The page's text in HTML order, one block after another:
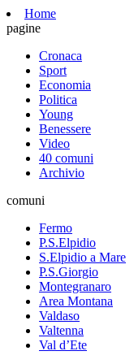
Home
pagine
Cronaca
Sport
Economia
Politica
Young
Benessere
Video
40 comuni
Archivio
comuni
Fermo
P.S.Elpidio
S.Elpidio a Mare
P.S.Giorgio
Montegranaro
Area Montana
Valdaso
Valtenna
Val d’Ete